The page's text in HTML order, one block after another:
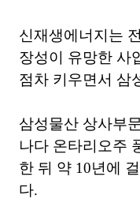
신재생에너지는
장성이 유망한 사
점차 키우면서 삼
삼성물산 상사부
나다 온타리오주
한 뒤 약 10년에
다.